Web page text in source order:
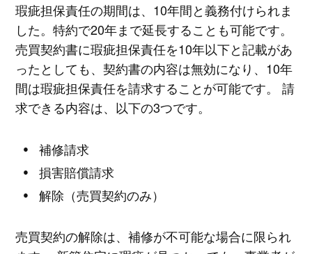
瑕疵担保責任の期間は、10年間と義務付けられま
した。特約で20年まで延長することも可能です。
売買契約書に瑕疵担保責任を10年以下と記載があ
ったとしても、契約書の内容は無効になり、10年
間は瑕疵担保責任を請求することが可能です。 請
求できる内容は、以下の3つです。
補修請求
損害賠償請求
解除（売買契約のみ）
売買契約の解除は、補修が不可能な場合に限られ